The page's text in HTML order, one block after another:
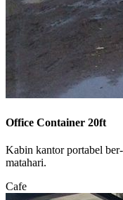
Office Container 20ft
Kabin kantor portabel
matahari.
Cafe